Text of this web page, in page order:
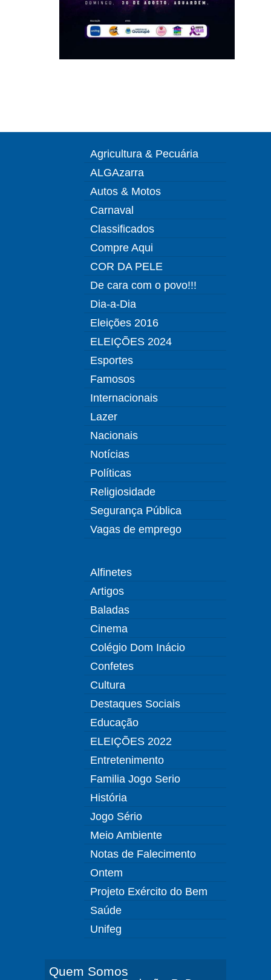
Agricultura & Pecuária
ALGAzarra
Autos & Motos
Carnaval
Classificados
Compre Aqui
COR DA PELE
De cara com o povo!!!
Dia-a-Dia
Eleições 2016
ELEIÇÕES 2024
Esportes
Famosos
Internacionais
Lazer
Nacionais
Notícias
Políticas
Religiosidade
Segurança Pública
Vagas de emprego
Alfinetes
Artigos
Baladas
Cinema
Colégio Dom Inácio
Confetes
Cultura
Destaques Sociais
Educação
ELEIÇÕES 2022
Entretenimento
Familia Jogo Serio
História
Jogo Sério
Meio Ambiente
Notas de Falecimento
Ontem
Projeto Exército do Bem
Saúde
Unifeg
Quem Somos